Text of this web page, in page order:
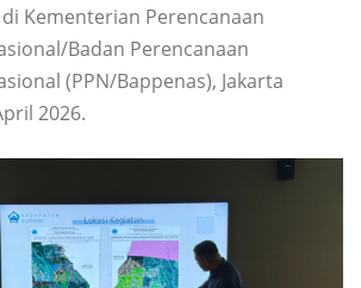
Kementerian Perencanaan
Badan Perencanaan
(PPN/Bappenas), Jakarta
2026.